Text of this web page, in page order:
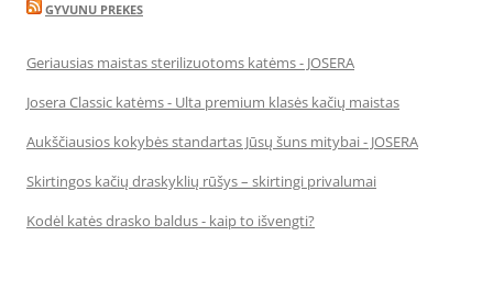
GYVUNU PREKES
Geriausias maistas sterilizuotoms katėms - JOSERA
Josera Classic katėms - Ulta premium klasės kačių maistas
Aukščiausios kokybės standartas Jūsų šuns mitybai - JOSERA
Skirtingos kačių draskyklių rūšys – skirtingi privalumai
Kodėl katės drasko baldus - kaip to išvengti?